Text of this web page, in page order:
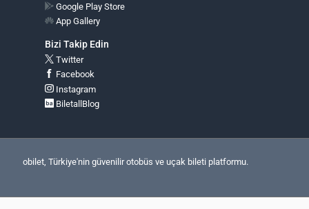
Google Play Store
App Gallery
Bizi Takip Edin
Twitter
Facebook
Instagram
BiletallBlog
obilet, Türkiye'nin güvenilir otobüs ve uçak bileti platformu.